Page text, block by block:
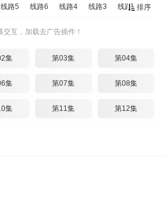
排序
线路5 线路6 线路4 线路3 线路1
互，加载去广告插件！
集 第03集 第04集
集 第07集 第08集
集 第11集 第12集